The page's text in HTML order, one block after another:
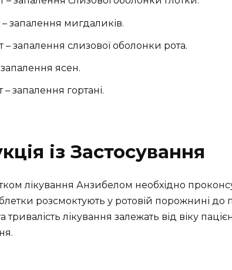
– запалення мигдаликів.
– запалення слизової оболонки рота.
запалення ясен.
– запалення гортані.
із Застосування
лікування Анзибелом необхідно
розсмоктують у ротовій порожнині до
тривалість лікування залежать від віку